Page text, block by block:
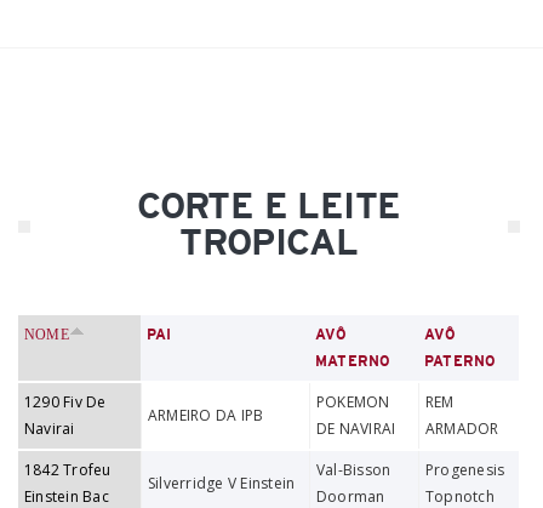
CORTE E LEITE
TROPICAL
NOME PAI
AVÔ
MATERNO
AVÔ
PATERNO
1290 Fiv De
Navirai
ARMEIRO DA IPB
POKEMON
DE NAVIRAI
REM
ARMADOR
1842 Trofeu
Einstein Bac
Silverridge V Einstein
Val-Bisson
Doorman
Progenesis
Topnotch